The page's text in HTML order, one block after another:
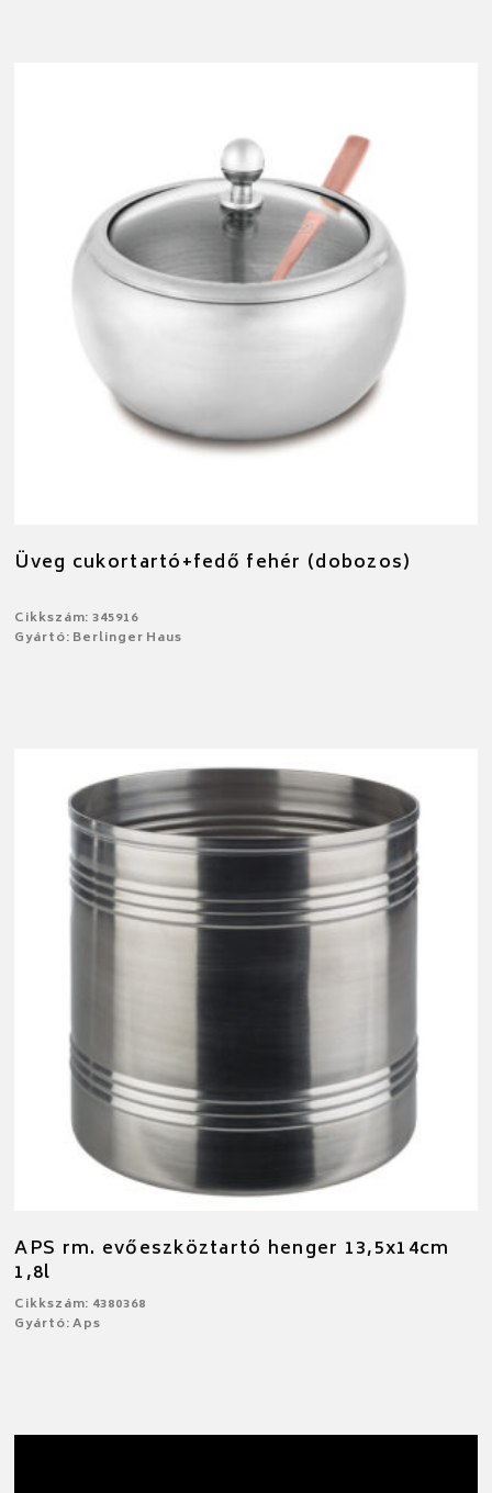
Üveg cukortartó+fedő fehér (dobozos)
Cikkszám: 345916
Gyártó: Berlinger Haus
APS rm. evőeszköztartó henger 13,5x14cm
1,8l
Cikkszám: 4380368
Gyártó: Aps